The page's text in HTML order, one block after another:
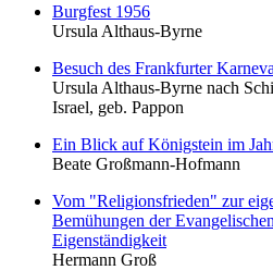
Burgfest 1956
Ursula Althaus-Byrne
Besuch des Frankfurter
Ursula Althaus-Byrne nach
Israel, geb. Pappon
Ein Blick auf Königstein im
Beate Großmann-Hofmann
Vom "Religionsfrieden" zur
Bemühungen der
Eigenständigkeit
Hermann Groß